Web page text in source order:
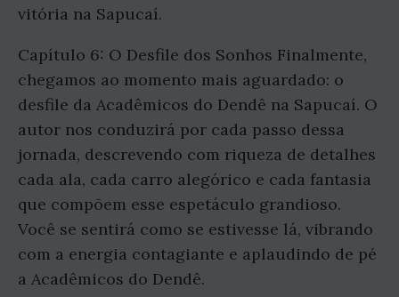
vitória na Sapucaí.
Capítulo 6: O Desfile dos Sonhos Finalmente,
chegamos ao momento mais aguardado: o
desfile da Acadêmicos do Dendê na Sapucaí. O
autor nos conduzirá por cada passo dessa
jornada, descrevendo com riqueza de detalhes
cada ala, cada carro alegórico e cada fantasia
que compõem esse espetáculo grandioso.
Você se sentirá como se estivesse lá, vibrando
com a energia contagiante e aplaudindo de pé
a Acadêmicos do Dendê.